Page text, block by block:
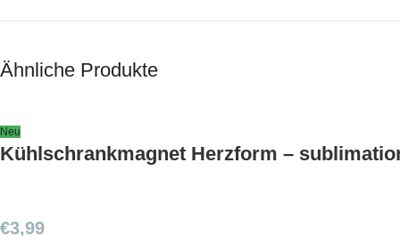
Ähnliche Produkte
Neu
Kühlschrankmagnet Herzform –
€3,99